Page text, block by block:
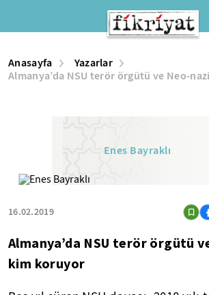
Anasayfa
Yazarlar
Almanya’da NSU terör örgütü ve Neo-
Enes Bayraklı
16.02.2019
Almanya’da NSU terör örgütü
kim koruyor